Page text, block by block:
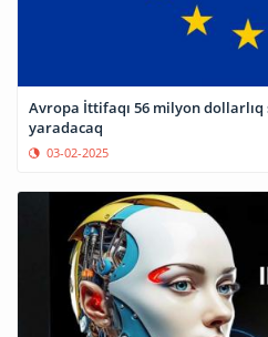
Avropa İttifaqı 56 milyon
yaradacaq
03-02-2025